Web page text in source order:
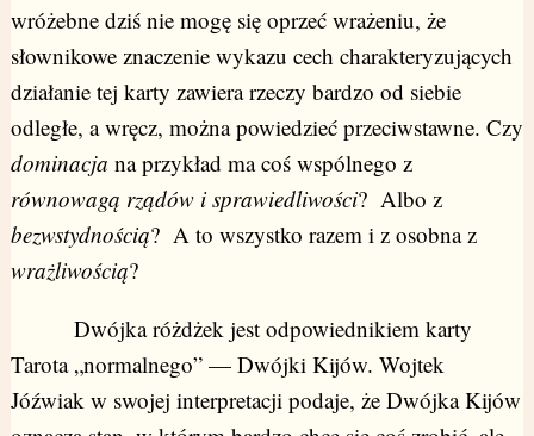
wróżebne dziś nie mogę się oprzeć wrażeniu, że
słownikowe znaczenie wykazu cech charakteryzujących
działanie tej karty zawiera rzeczy bardzo od siebie
odległe, a wręcz, można powiedzieć przeciwstawne. Czy
dominacja na przykład ma coś wspólnego z
równowagą rządów i sprawiedliwości? Albo z
bezwstydnością? A to wszystko razem i z osobna z
wrażliwością?
Dwójka różdżek jest odpowiednikiem karty
Tarota „normalnego” — Dwójki Kijów. Wojtek
Jóźwiak w swojej interpretacji podaje, że Dwójka Kijów